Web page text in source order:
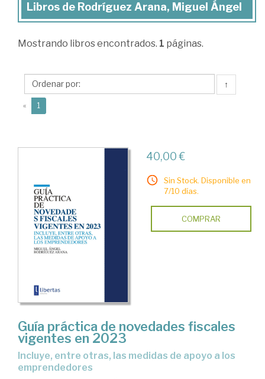
Libros
Rodríguez
Miguel
Ángel
Libros de Rodríguez Arana, Miguel Ángel
Mostrando libros encontrados. 1 páginas.
↑
« 1
40,00 €
Sin Stock. Disponible en
7/10 días.
COMPRAR
Guía práctica de novedades fiscales
vigentes en 2023
Incluye, entre otras, las medidas de apoyo a los
emprendedores